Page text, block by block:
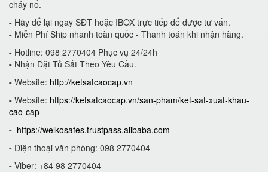
cháy nổ.
- Hãy để lại ngay SĐT hoặc IBOX trực tiếp để được tư vấn.
- Miễn Phí Ship nhanh toàn quốc - Thanh toán khi nhận hàng.
- Hotline: 098 2770404 Phục vụ 24/24h
- Nhận Đặt Tủ Sắt Theo Yêu Cầu.
- Website: http://ketsatcaocap.vn
- Website: https://ketsatcaocap.vn/san-pham/ket-sat-xuat-khau-
cao-cap
- https://welkosafes.trustpass.alibaba.com
- Điện thoại văn phòng: 098 2770404
- Viber: +84 98 2770404